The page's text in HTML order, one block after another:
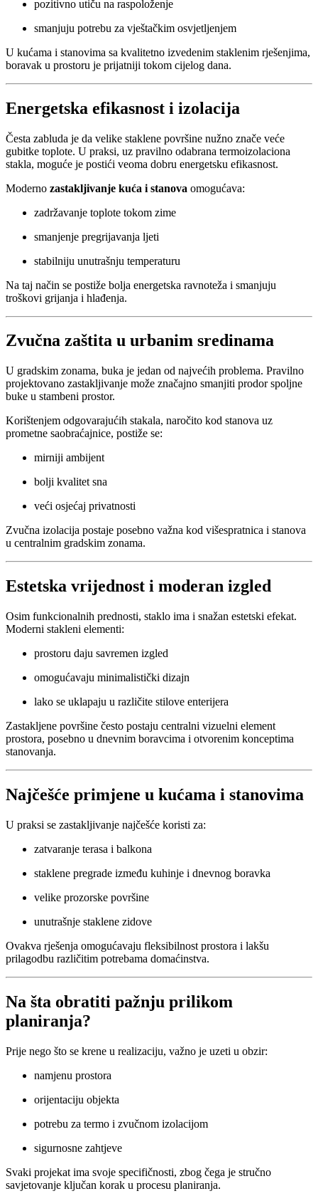
pozitivno utiču na raspoloženje
smanjuju potrebu za vještačkim osvjetljenjem
U kućama i stanovima sa kvalitetno izvedenim staklenim rješenjima,
boravak u prostoru je prijatniji tokom cijelog dana.
Energetska efikasnost i izolacija
Česta zabluda je da velike staklene površine nužno znače veće
gubitke toplote. U praksi, uz pravilno odabrana termoizolaciona
stakla, moguće je postići veoma dobru energetsku efikasnost.
Moderno zastakljivanje kuća i stanova omogućava:
zadržavanje toplote tokom zime
smanjenje pregrijavanja ljeti
stabilniju unutrašnju temperaturu
Na taj način se postiže bolja energetska ravnoteža i smanjuju
troškovi grijanja i hlađenja.
Zvučna zaštita u urbanim sredinama
U gradskim zonama, buka je jedan od najvećih problema. Pravilno
projektovano zastakljivanje može značajno smanjiti prodor spoljne
buke u stambeni prostor.
Korištenjem odgovarajućih stakala, naročito kod stanova uz
prometne saobraćajnice, postiže se:
mirniji ambijent
bolji kvalitet sna
veći osjećaj privatnosti
Zvučna izolacija postaje posebno važna kod višespratnica i stanova
u centralnim gradskim zonama.
Estetska vrijednost i moderan izgled
Osim funkcionalnih prednosti, staklo ima i snažan estetski efekat.
Moderni stakleni elementi:
prostoru daju savremen izgled
omogućavaju minimalistički dizajn
lako se uklapaju u različite stilove enterijera
Zastakljene površine često postaju centralni vizuelni element
prostora, posebno u dnevnim boravcima i otvorenim konceptima
stanovanja.
Najčešće primjene u kućama i stanovima
U praksi se zastakljivanje najčešće koristi za:
zatvaranje terasa i balkona
staklene pregrade između kuhinje i dnevnog boravka
velike prozorske površine
unutrašnje staklene zidove
Ovakva rješenja omogućavaju fleksibilnost prostora i lakšu
prilagodbu različitim potrebama domaćinstva.
Na šta obratiti pažnju prilikom
planiranja?
Prije nego što se krene u realizaciju, važno je uzeti u obzir:
namjenu prostora
orijentaciju objekta
potrebu za termo i zvučnom izolacijom
sigurnosne zahtjeve
Svaki projekat ima svoje specifičnosti, zbog čega je stručno
savjetovanje ključan korak u procesu planiranja.